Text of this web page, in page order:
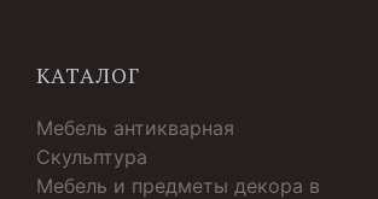
КАТАЛОГ
Мебель антикварная
Скульптура
Мебель и предметы декора в